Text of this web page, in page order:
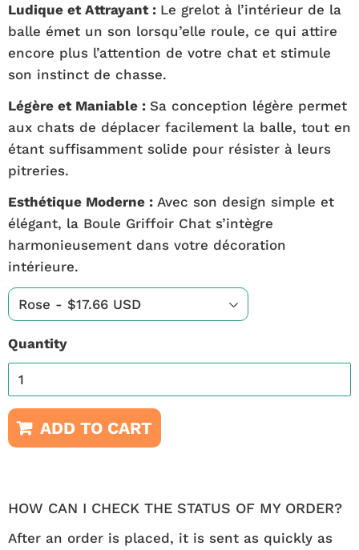
Ludique et Attrayant : Le grelot à l’intérieur de la
balle émet un son lorsqu’elle roule, ce qui attire
encore plus l’attention de votre chat et stimule
son instinct de chasse.
Légère et Maniable : Sa conception légère permet
aux chats de déplacer facilement la balle, tout en
étant suffisamment solide pour résister à leurs
pitreries.
Esthétique Moderne : Avec son design simple et
élégant, la Boule Griffoir Chat s’intègre
harmonieusement dans votre décoration
intérieure.
Quantity
ADD TO CART
HOW CAN I CHECK THE STATUS OF MY ORDER?
After an order is placed, it is sent as quickly as